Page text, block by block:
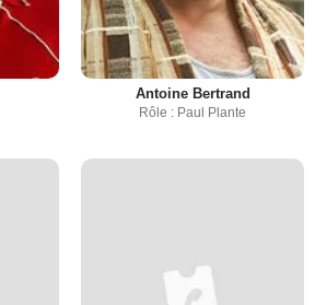
Antoine Bertrand
Rôle : Paul Plante